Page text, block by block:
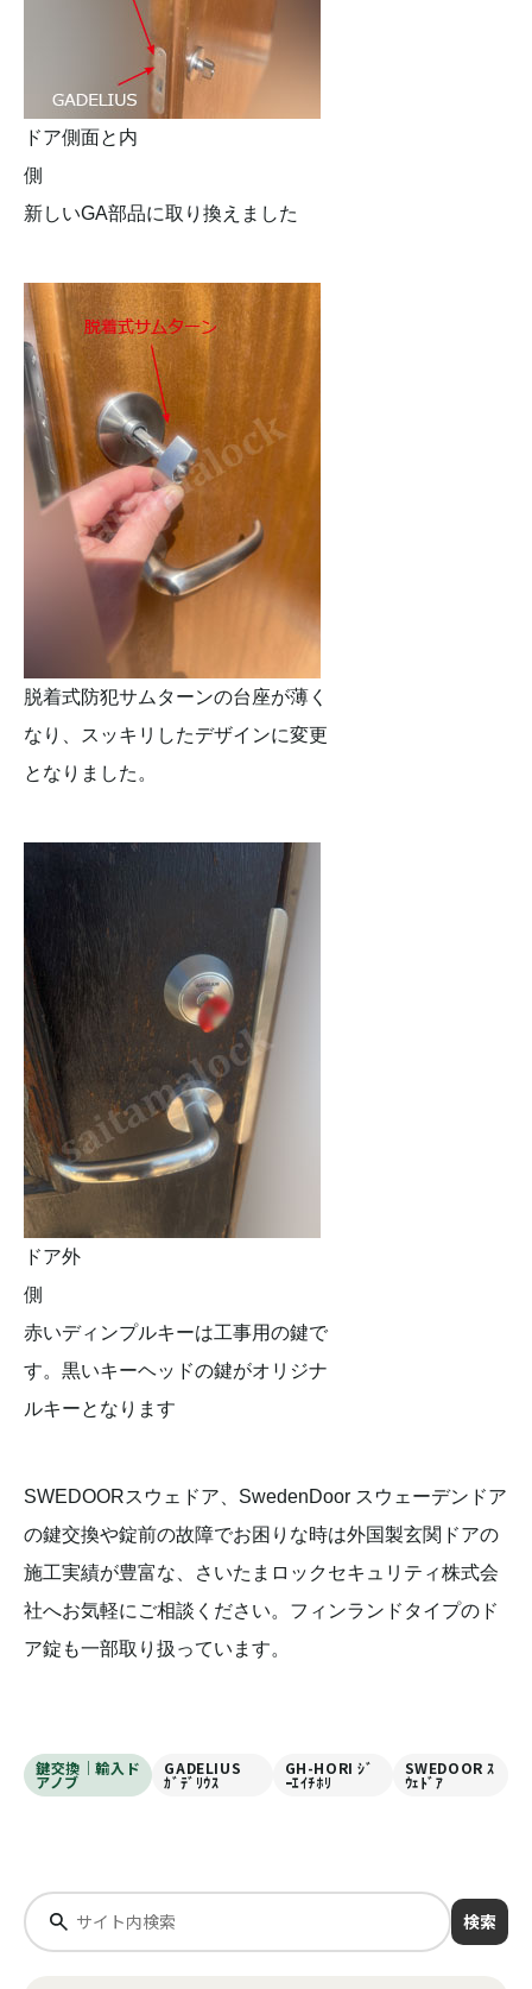
ドア側面と内
側
新しいGA部品に取り換えました
脱着式防犯サムターンの台座が薄く
なり、スッキリしたデザインに変更
となりました。
ドア外
側
赤いディンプルキーは工事用の鍵で
す。黒いキーヘッドの鍵がオリジナ
ルキーとなります
SWEDOORスウェドア、SwedenDoor スウェーデンドア
の鍵交換や錠前の故障でお困りな時は外国製玄関ドアの
施工実績が豊富な、さいたまロックセキュリティ株式会
社へお気軽にご相談ください。フィンランドタイプのド
ア錠も一部取り扱っています。
鍵交換｜輸入ド
アノブ
GADELIUS
ｶﾞﾃﾞﾘｳｽ
GH-HORI ｼﾞ
ｰｴｲﾁﾎﾘ
SWEDOOR ｽ
ｳｪﾄﾞｱ
検索